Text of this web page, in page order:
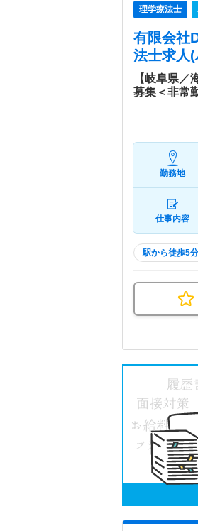
理学療法士
有限会社
法士求人
【岐阜県
募集＜非常
勤務地
仕事内容
駅から徒歩5